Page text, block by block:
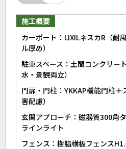
施工概要
カーポート：LIXILネスカR（耐
ル厚め）
駐車スペース：土間コンクリー
水・景観両立）
門扉・門柱：YKKAP機能門柱
害配慮）
玄関アプローチ：磁器質300角
ラインライト
フェンス：樹脂横板フェンス